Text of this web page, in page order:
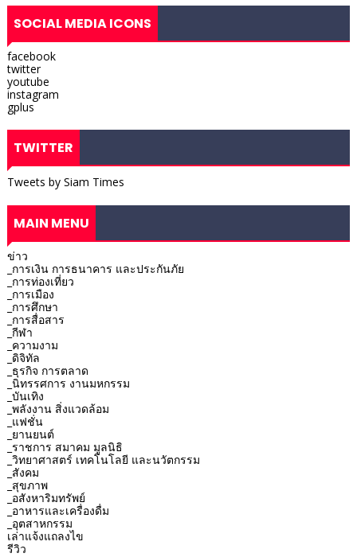
SOCIAL MEDIA ICONS
facebook
twitter
youtube
instagram
gplus
TWITTER
Tweets by Siam Times
MAIN MENU
ข่าว
_การเงิน การธนาคาร และประกันภัย
_การท่องเที่ยว
_การเมือง
_การศึกษา
_การสื่อสาร
_กีฬา
_ความงาม
_ดิจิทัล
_ธุรกิจ การตลาด
_นิทรรศการ งานมหกรรม
_บันเทิง
_พลังงาน สิ่งแวดล้อม
_แฟชั่น
_ยานยนต์
_ราชการ สมาคม มูลนิธิ
_วิทยาศาสตร์ เทคโนโลยี และนวัตกรรม
_สังคม
_สุขภาพ
_อสังหาริมทรัพย์
_อาหารและเครื่องดื่ม
_อุตสาหกรรม
เล่าแจ้งแถลงไข
รีวิว